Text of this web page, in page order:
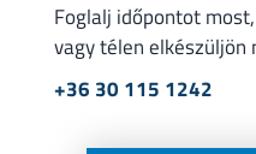
Foglalj időpontot
vagy télen elkészüljön
+36 30 115 1242